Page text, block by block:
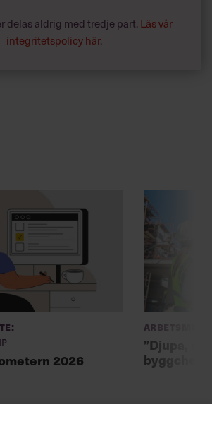
delas aldrig med tredje part. Läs vår
integritetspolicy här.
2026
”Djupa,